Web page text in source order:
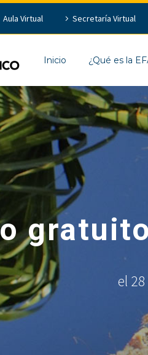
Aula Virtual Secretaría Virtual
Inicio ¿Qué es la
el